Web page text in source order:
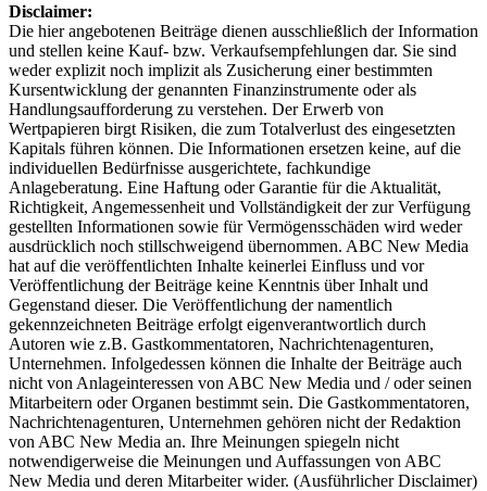
Disclaimer:
Die hier angebotenen Beiträge dienen ausschließlich der Information
und stellen keine Kauf- bzw. Verkaufsempfehlungen dar. Sie sind
weder explizit noch implizit als Zusicherung einer bestimmten
Kursentwicklung der genannten Finanzinstrumente oder als
Handlungsaufforderung zu verstehen. Der Erwerb von
Wertpapieren birgt Risiken, die zum Totalverlust des eingesetzten
Kapitals führen können. Die Informationen ersetzen keine, auf die
individuellen Bedürfnisse ausgerichtete, fachkundige
Anlageberatung. Eine Haftung oder Garantie für die Aktualität,
Richtigkeit, Angemessenheit und Vollständigkeit der zur Verfügung
gestellten Informationen sowie für Vermögensschäden wird weder
ausdrücklich noch stillschweigend übernommen. ABC New Media
hat auf die veröffentlichten Inhalte keinerlei Einfluss und vor
Veröffentlichung der Beiträge keine Kenntnis über Inhalt und
Gegenstand dieser. Die Veröffentlichung der namentlich
gekennzeichneten Beiträge erfolgt eigenverantwortlich durch
Autoren wie z.B. Gastkommentatoren, Nachrichtenagenturen,
Unternehmen. Infolgedessen können die Inhalte der Beiträge auch
nicht von Anlageinteressen von ABC New Media und / oder seinen
Mitarbeitern oder Organen bestimmt sein. Die Gastkommentatoren,
Nachrichtenagenturen, Unternehmen gehören nicht der Redaktion
von ABC New Media an. Ihre Meinungen spiegeln nicht
notwendigerweise die Meinungen und Auffassungen von ABC
New Media und deren Mitarbeiter wider. (Ausführlicher Disclaimer)